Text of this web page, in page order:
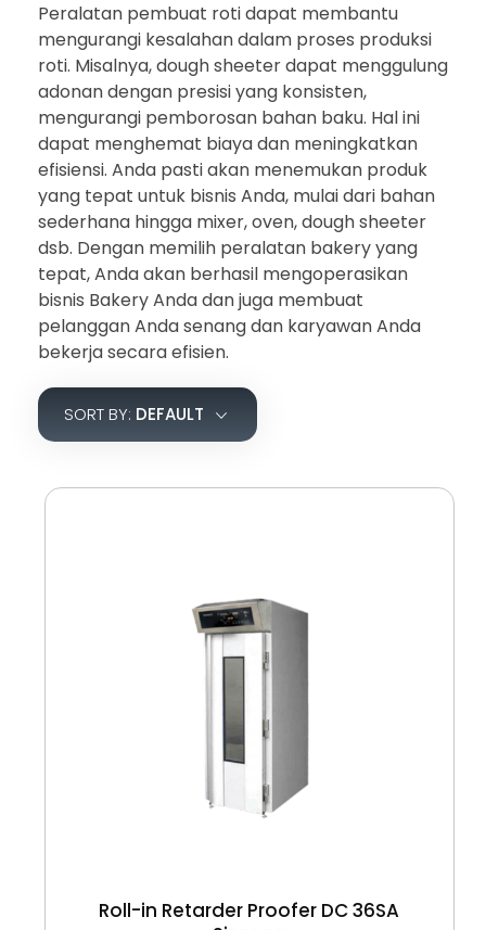
Peralatan pembuat roti dapat membantu
mengurangi kesalahan dalam proses produksi
roti. Misalnya, dough sheeter dapat menggulung
adonan dengan presisi yang konsisten,
mengurangi pemborosan bahan baku. Hal ini
dapat menghemat biaya dan meningkatkan
efisiensi. Anda pasti akan menemukan produk
yang tepat untuk bisnis Anda, mulai dari bahan
sederhana hingga mixer, oven, dough sheeter
dsb. Dengan memilih peralatan bakery yang
tepat, Anda akan berhasil mengoperasikan
bisnis Bakery Anda dan juga membuat
pelanggan Anda senang dan karyawan Anda
bekerja secara efisien.
SORT BY: DEFAULT
Roll-in Retarder Proofer DC 36SA